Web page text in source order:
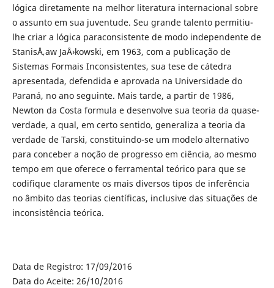
lógica diretamente na melhor literatura internacional sobre
o assunto em sua juventude. Seu grande talento permitiu-
lhe criar a lógica paraconsistente de modo independente de
StanisÅ‚aw JaÅ›kowski, em 1963, com a publicação de
Sistemas Formais Inconsistentes, sua tese de cátedra
apresentada, defendida e aprovada na Universidade do
Paraná, no ano seguinte. Mais tarde, a partir de 1986,
Newton da Costa formula e desenvolve sua teoria da quase-
verdade, a qual, em certo sentido, generaliza a teoria da
verdade de Tarski, constituindo-se um modelo alternativo
para conceber a noção de progresso em ciência, ao mesmo
tempo em que oferece o ferramental teórico para que se
codifique claramente os mais diversos tipos de inferência
no âmbito das teorias científicas, inclusive das situações de
inconsistência teórica.
Data de Registro: 17/09/2016
Data do Aceite: 26/10/2016